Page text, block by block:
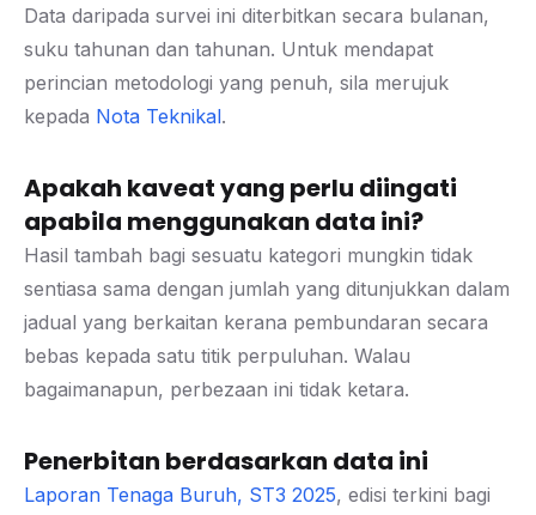
Data daripada survei ini diterbitkan secara bulanan,
suku tahunan dan tahunan. Untuk mendapat
perincian metodologi yang penuh, sila merujuk
kepada Nota Teknikal.
Apakah kaveat yang perlu diingati
apabila menggunakan data ini?
Hasil tambah bagi sesuatu kategori mungkin tidak
sentiasa sama dengan jumlah yang ditunjukkan dalam
jadual yang berkaitan kerana pembundaran secara
bebas kepada satu titik perpuluhan. Walau
bagaimanapun, perbezaan ini tidak ketara.
Penerbitan berdasarkan data ini
Laporan Tenaga Buruh, ST3 2025, edisi terkini bagi